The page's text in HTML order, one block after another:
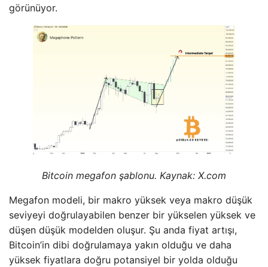
görünüyor.
Bitcoin megafon şablonu. Kaynak: X.com
Megafon modeli, bir makro yüksek veya makro düşük
seviyeyi doğrulayabilen benzer bir yükselen yüksek ve
düşen düşük modelden oluşur. Şu anda fiyat artışı,
Bitcoin’in dibi doğrulamaya yakın olduğu ve daha
yüksek fiyatlara doğru potansiyel bir yolda olduğu